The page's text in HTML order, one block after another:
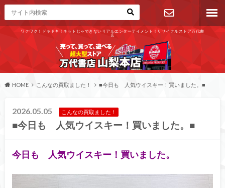
ワクワク！ドキドキ！ネットじゃできないリアルエンターテイメント！リサイクルストア万代書
店
お問い合わ
せ
HOME こんなの買取ました！ ■今日も 人気ウイスキー！買いました。■
2026.05.05 こんなの買取ました！
■今日も 人気ウイスキー！買いました。■
今日も 人気ウイスキー！買いました。